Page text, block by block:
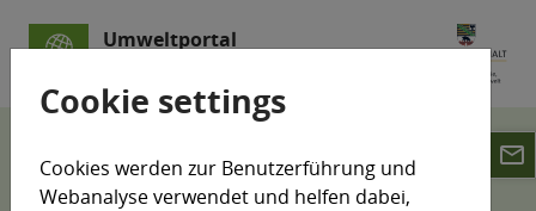
Umweltportal
Klimamonitoring
Klimaschutz-Indikatoren
Querschnittsaufgaben
Dienstreisen
Cookie settings
Cookies werden zur Benutzerführung und
Webanalyse verwendet und helfen dabei,
email